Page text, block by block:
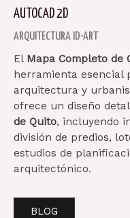
AUTOCAD 2D
ARQUITECTURA ID-ART
El Mapa Completo de
herramienta esencial
arquitectura y
ofrece un diseño
de Quito, incluyendo
división de predios,
estudios de
arquitectónico.
BLOG